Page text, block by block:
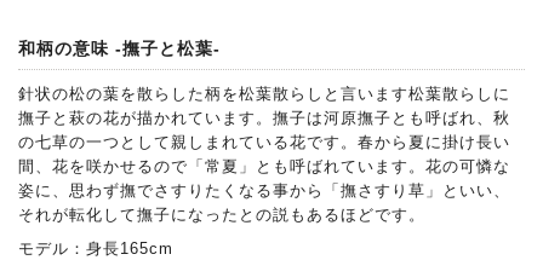
和柄の意味 -撫子と松葉-
針状の松の葉を散らした柄を松葉散らしと言います松葉散らしに
撫子と萩の花が描かれています。撫子は河原撫子とも呼ばれ、秋
の七草の一つとして親しまれている花です。春から夏に掛け長い
間、花を咲かせるので「常夏」とも呼ばれています。花の可憐な
姿に、思わず撫でさすりたくなる事から「撫さすり草」といい、
それが転化して撫子になったとの説もあるほどです。
モデル：身長165cm